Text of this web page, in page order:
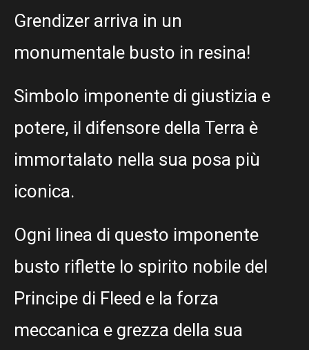
Grendizer arriva in un
monumentale busto in resina!
Simbolo imponente di giustizia e
potere, il difensore della Terra è
immortalato nella sua posa più
iconica.
Ogni linea di questo imponente
busto riflette lo spirito nobile del
Principe di Fleed e la forza
meccanica e grezza della sua